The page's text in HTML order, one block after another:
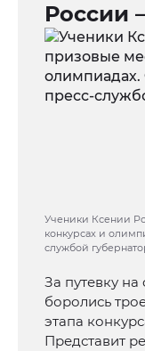
России
Ученики Ксении
конкурсах и
службой
За путевку
боролись
этапа
Представит